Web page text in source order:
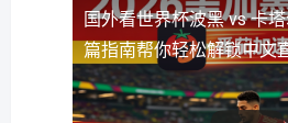
国外看世界杯波黑 vs 卡
篇指南帮你轻松解锁中文